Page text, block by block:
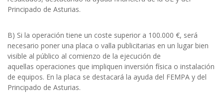
Principado de Asturias.
B) Si la operación tiene un coste superior a 100.000 €, será
necesario poner una placa o valla publicitarias en un lugar bien
visible al público al comienzo de la ejecución de
aquellas operaciones que impliquen inversión física o instalación
de equipos. En la placa se destacará la ayuda del FEMPA y del
Principado de Asturias.